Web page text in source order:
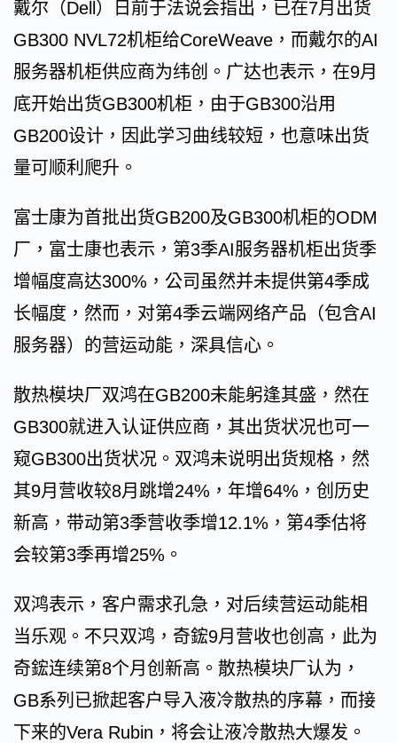
戴尔（Dell）日前于法说会指出，已在7月出货
GB300 NVL72机柜给CoreWeave，而戴尔的AI
服务器机柜供应商为纬创。广达也表示，在9月
底开始出货GB300机柜，由于GB300沿用
GB200设计，因此学习曲线较短，也意味出货
量可顺利爬升。
富士康为首批出货GB200及GB300机柜的ODM
厂，富士康也表示，第3季AI服务器机柜出货季
增幅度高达300%，公司虽然并未提供第4季成
长幅度，然而，对第4季云端网络产品（包含AI
服务器）的营运动能，深具信心。
散热模块厂双鸿在GB200未能躬逢其盛，然在
GB300就进入认证供应商，其出货状况也可一
窥GB300出货状况。双鸿未说明出货规格，然
其9月营收较8月跳增24%，年增64%，创历史
新高，带动第3季营收季增12.1%，第4季估将
会较第3季再增25%。
双鸿表示，客户需求孔急，对后续营运动能相
当乐观。不只双鸿，奇鋐9月营收也创高，此为
奇鋐连续第8个月创新高。散热模块厂认为，
GB系列已掀起客户导入液冷散热的序幕，而接
下来的Vera Rubin，将会让液冷散热大爆发。